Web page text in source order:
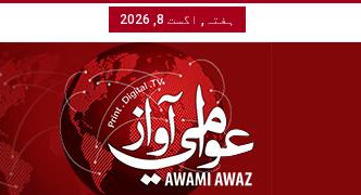
ہفتہ, اگست 8, 2026